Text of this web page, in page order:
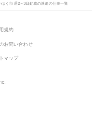
ほく市 週2～3日勤務の派遣の仕事一覧
規約
お問い合わせ
マップ